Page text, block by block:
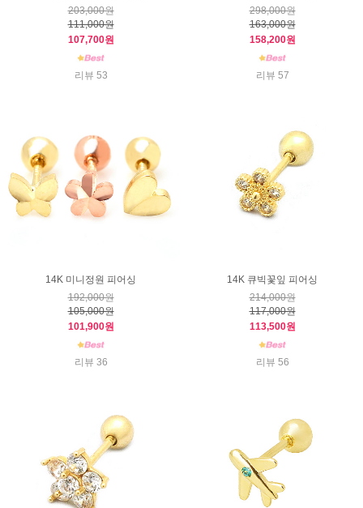
203,000원
111,000원
107,700원
리뷰 53
298,000원
163,000원
158,200원
리뷰 57
14K 미니정원 피어싱
192,000원
105,000원
101,900원
리뷰 36
14K 큐빅꽃잎 피어싱
214,000원
117,000원
113,500원
리뷰 56